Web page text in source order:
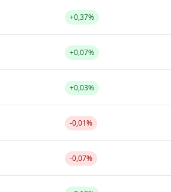
+0,37%
+0,07%
+0,03%
-0,01%
-0,07%